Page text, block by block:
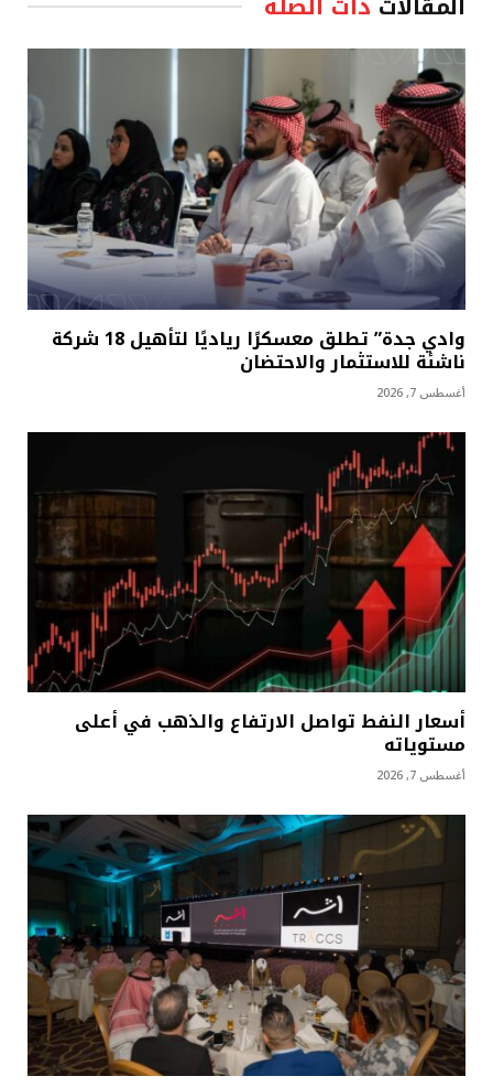
وادي جدة” تطلق معسكرًا رياديًا لتأهيل 18 شركة
ناشئة للاستثمار والاحتضان
أغسطس 7, 2026
أسعار النفط تواصل الارتفاع والذهب في أعلى
مستوياته
أغسطس 7, 2026